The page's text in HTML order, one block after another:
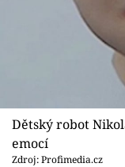
Dětský robot
emocí
Zdroj: Profimedia.cz